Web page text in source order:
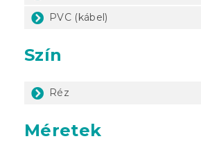
PVC (kábel)
Szín
Réz
Méretek